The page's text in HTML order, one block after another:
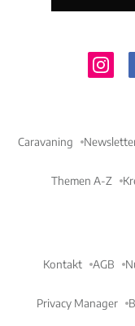
Caravaning
Themen A-Z
Kontakt AGB
Privacy Manager